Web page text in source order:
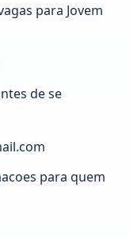
para Jovem
de se
para quem